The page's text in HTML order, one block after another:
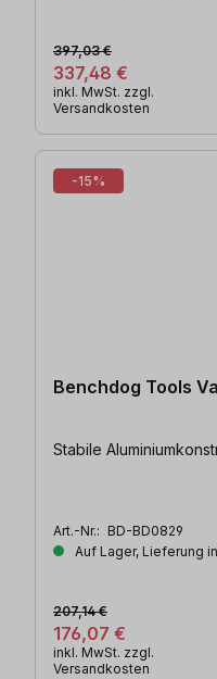
337,48 €
397,03 €
inkl. MwSt. zzgl.
Versandkosten
-15%
Benchdog Tools
Stabile
Art.-Nr.: BD-BD0829
Auf Lager, Lieferung
176,07 €
207,14 €
inkl. MwSt. zzgl.
Versandkosten